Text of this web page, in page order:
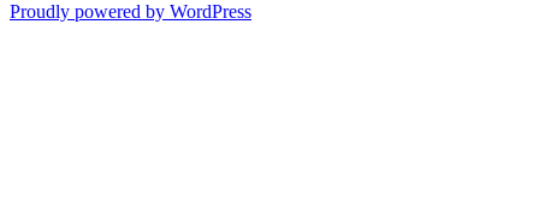
Proudly powered by WordPress